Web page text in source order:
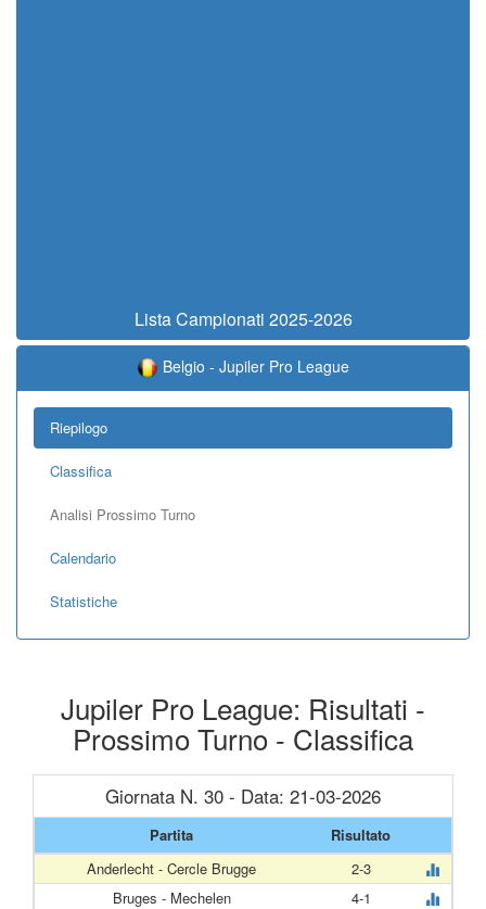
Lista Campionati 2025-2026
Belgio - Jupiler Pro League
Riepilogo
Classifica
Analisi Prossimo Turno
Calendario
Statistiche
Jupiler Pro League: Risultati -
Prossimo Turno - Classifica
Giornata N. 30 - Data: 21-03-2026
Partita
Risultato
Anderlecht - Cercle Brugge
2-3
Bruges - Mechelen
4-1